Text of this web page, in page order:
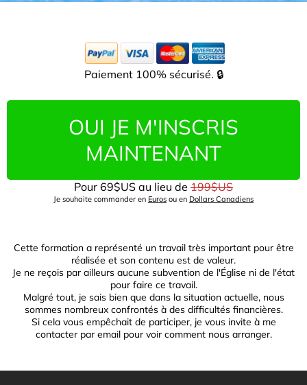
Paiement 100% sécurisé. 🔒
OUI JE M'INSCRIS
MAINTENANT
Pour 69$US au lieu de 199$US
Je souhaite commander en Euros ou en Dollars Canadiens
Cette formation a représenté un travail très important pour être
réalisée et son contenu est de valeur.
Je ne reçois par ailleurs aucune subvention de l'Église ni de l'état
pour faire ce travail.
Malgré tout, je sais bien que dans la situation actuelle, nous
sommes nombreux confrontés à des difficultés financières.
Si cela vous empêchait de participer, je vous invite à me
contacter par email pour voir comment nous arranger.